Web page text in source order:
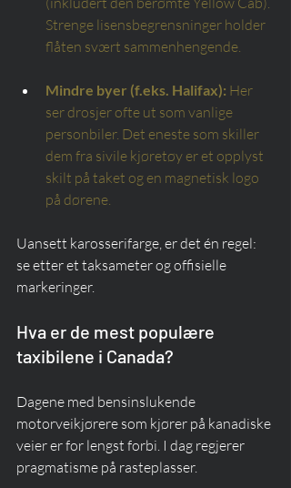
Strenge lisensbegrensninger holder
flåten svært sammenhengende.
Mindre byer (f.eks. Halifax): Her
ser drosjer ofte ut som vanlige
personbiler. Det eneste som skiller
dem fra sivile kjøretøy er et opplyst
skilt på taket og en magnetisk logo
på dørene.
Uansett karosserifarge, er det én regel:
se etter et taksameter og offisielle
markeringer.
Hva er de mest populære
taxibilene i Canada?
Dagene med bensinslukende
motorveikjørere som kjører på kanadiske
veier er for lengst forbi. I dag regjerer
pragmatisme på rasteplasser.